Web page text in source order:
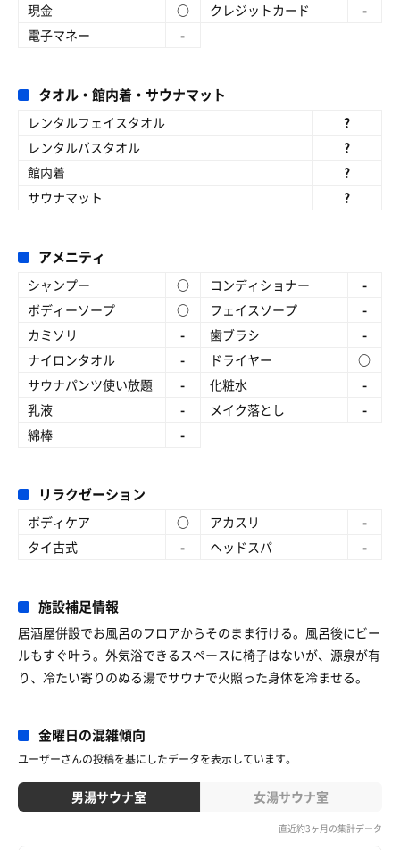
現金 ○ クレジットカード
-
電子マネー
-
タオル・館内着・サウナマット
レンタルフェイスタオル
?
レンタルバスタオル
?
館内着
?
サウナマット
?
アメニティ
シャンプー ○ コンディショナー
-
ボディーソープ
○ フェイスソープ
-
カミソリ
- 歯ブラシ
-
ナイロンタオル
- ドライヤー
○
サウナパンツ使い放題
- 化粧水
-
乳液
- メイク落とし
-
綿棒
-
リラクゼーション
ボディケア ○ アカスリ
-
タイ古式
- ヘッドスパ -
施設補足情報
居酒屋併設でお風呂のフロアからそのまま行ける。風呂後にビー
ルもすぐ叶う。外気浴できるスペースに椅子はないが、源泉が有
り、冷たい寄りのぬる湯でサウナで火照った身体を冷ませる。
金曜日の混雑傾向
ユーザーさんの投稿を基にしたデータを表示しています。
男湯サウナ室 女湯サウナ室
直近約3ヶ月の集計データ